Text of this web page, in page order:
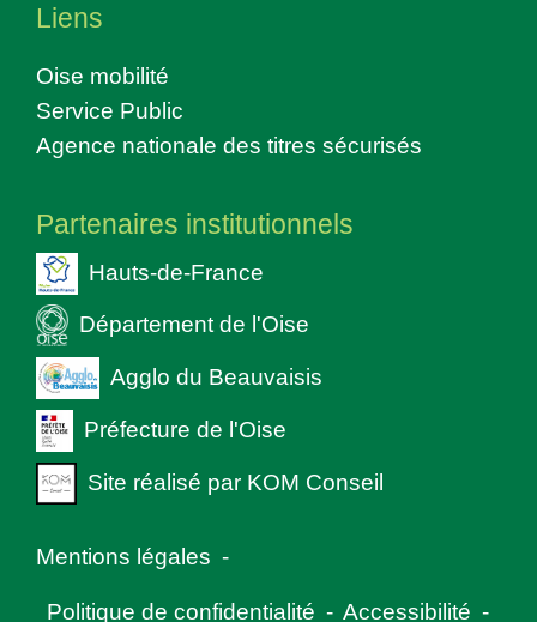
Liens
Oise mobilité
Service Public
Agence nationale des titres sécurisés
Partenaires institutionnels
Hauts-de-France
Département de l'Oise
Agglo du Beauvaisis
Préfecture de l'Oise
Site réalisé par KOM Conseil
Mentions légales -
Politique de confidentialité - Accessibilité -